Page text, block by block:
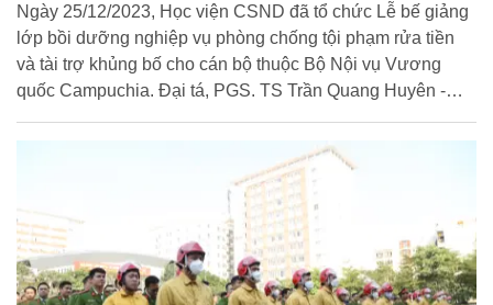
Ngày 25/12/2023, Học viện CSND đã tổ chức Lễ bế giảng
lớp bồi dưỡng nghiệp vụ phòng chống tội phạm rửa tiền
và tài trợ khủng bố cho cán bộ thuộc Bộ Nội vụ Vương
quốc Campuchia. Đại tá, PGS. TS Trần Quang Huyên -